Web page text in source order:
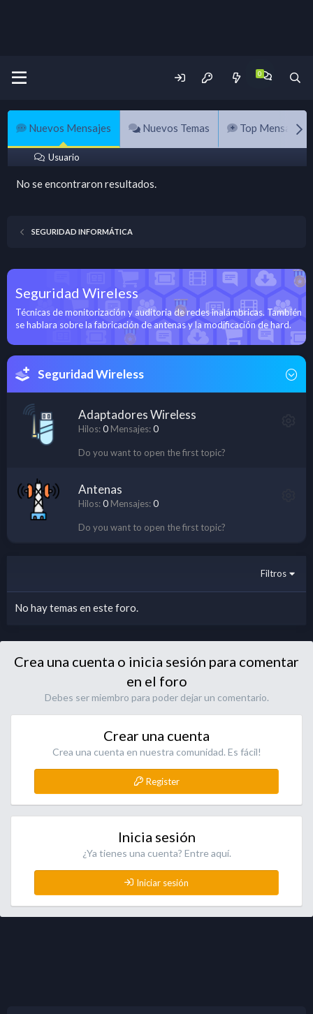
Nuevos Mensajes Nuevos Temas Top Mensajes
Usuario
No se encontraron resultados.
SEGURIDAD INFORMÁTICA
Seguridad Wireless
Técnicas de monitorización y auditoria de redes inalámbricas. También
se hablara sobre la fabricación de antenas y la modificación de hard.
Seguridad Wireless
Adaptadores Wireless
Hilos 0 Mensajes 0
Do you want to open the first topic?
Antenas
Hilos 0 Mensajes 0
Do you want to open the first topic?
Filtros
No hay temas en este foro.
Crea una cuenta o inicia sesión para comentar
en el foro
Debes ser miembro para poder dejar un comentario.
Crear una cuenta
Crea una cuenta en nuestra comunidad. Es fácil!
Register
Inicia sesión
¿Ya tienes una cuenta? Entre aquí.
Iniciar sesión